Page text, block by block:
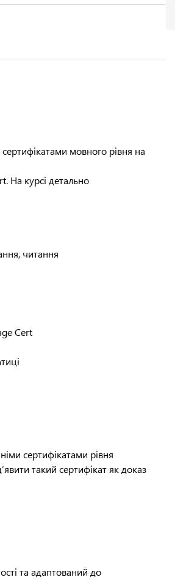
мовного рівня на
На курсі детально
читання
Cert
сертифікатами рівня
такий сертифікат як доказ
та адаптований до